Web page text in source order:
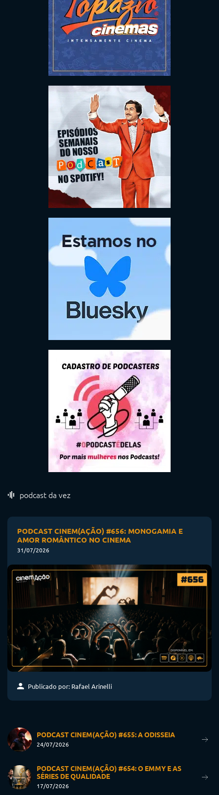
podcast da vez
PODCAST CINEM(AÇÃO) #656: MONOGAMIA E
AMOR ROMÂNTICO NO CINEMA
31/07/2026
Publicado por: Rafael Arinelli
PODCAST CINEM(AÇÃO) #655: A ODISSEIA
24/07/2026
PODCAST CINEM(AÇÃO) #654: O EMMY E AS
SÉRIES DE QUALIDADE
17/07/2026